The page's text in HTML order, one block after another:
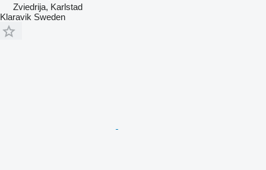
Zviedrija, Karlstad
Klaravik Sweden